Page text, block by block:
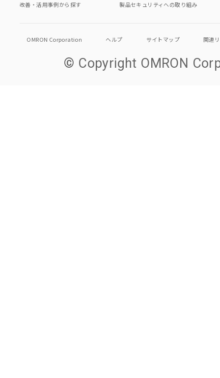
改善・活用事例から探す
製品セキュリティへの取り組み
OMRON Corporation ヘルプ サイトマップ 関連
© Copyright OMRON